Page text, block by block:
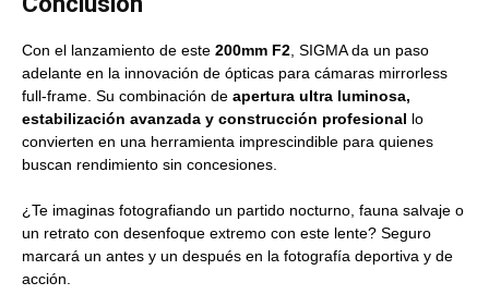
Con el lanzamiento de este 200mm F2 , SIGMA da un paso
adelante en la innovación de ópticas para cámaras mirrorless
full-frame. Su combinación de apertura ultra luminosa,
estabilización avanzada y construcción profesional lo
convierten en una herramienta imprescindible para quienes
buscan rendimiento sin concesiones.
¿Te imaginas fotografiando un partido nocturno, fauna salvaje o
un retrato con desenfoque extremo con este lente? Seguro
marcará un antes y un después en la fotografía deportiva y de
acción.